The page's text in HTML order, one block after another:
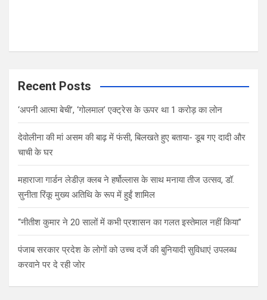
Recent Posts
‘अपनी आत्मा बेची’, ‘गोलमाल’ एक्ट्रेस के ऊपर था 1 करोड़ का लोन
देवोलीना की मां असम की बाढ़ में फंसी, बिलखते हुए बताया- डूब गए दादी और
चाची के घर
महाराजा गार्डन लेडीज़ क्लब ने हर्षोल्लास के साथ मनाया तीज उत्सव, डॉ.
सुनीता रिंकू मुख्य अतिथि के रूप में हुईं शामिल
“नीतीश कुमार ने 20 सालों में कभी प्रशासन का गलत इस्तेमाल नहीं किया”
पंजाब सरकार प्रदेश के लोगों को उच्च दर्जे की बुनियादी सुविधाएं उपलब्ध
करवाने पर दे रही जोर